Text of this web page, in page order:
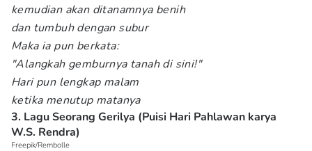
kemudian akan ditanamnya benih
dan tumbuh dengan subur
Maka ia pun berkata:
"Alangkah gemburnya tanah di sini!"
Hari pun lengkap malam
ketika menutup matanya
3. Lagu Seorang Gerilya (Puisi Hari Pahlawan karya
W.S. Rendra)
Freepik/Rembolle